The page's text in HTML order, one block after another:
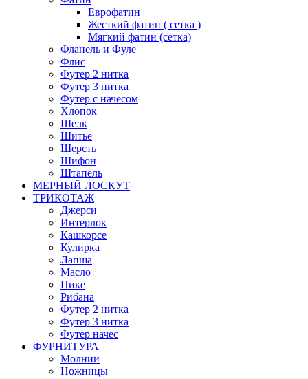
Еврофатин
Жесткий фатин ( сетка )
Мягкий фатин (сетка)
Фланель и Фуле
Флис
Футер 2 нитка
Футер 3 нитка
Футер с начесом
Хлопок
Шелк
Шитье
Шерсть
Шифон
Штапель
МЕРНЫЙ ЛОСКУТ
ТРИКОТАЖ
Джерси
Интерлок
Кашкорсе
Кулирка
Лапша
Масло
Пике
Рибана
Футер 2 нитка
Футер 3 нитка
Футер начес
ФУРНИТУРА
Молнии
Ножницы